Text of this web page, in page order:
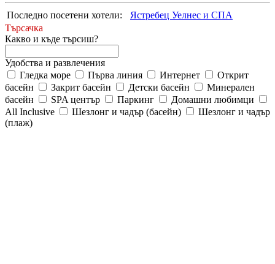
Последно посетени хотели:
Ястребец Уелнес и СПА
Търсачка
Какво и къде търсиш?
Удобства и развлечения
Гледка море
Първа линия Интернет
Открит
басейн
Закрит басейн Детски басейн
Минерален
басейн
SPA център Паркинг
Домашни любимци
All Inclusive
Шезлонг и чадър (басейн)
Шезлонг и чадър
(плаж)